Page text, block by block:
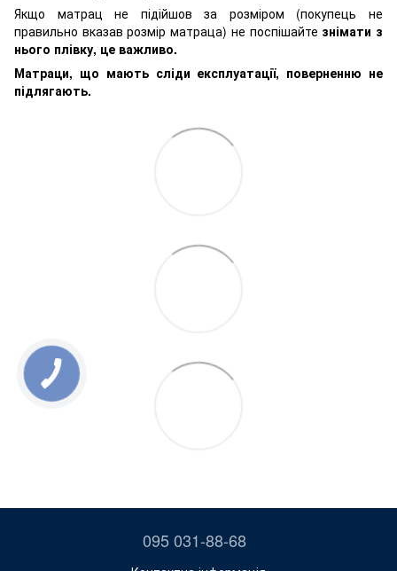
Якщо матрац не підійшов за розміром (покупець не
правильно вказав розмір матраца) не поспішайте знімати з
нього плівку, це важливо.
Матраци, що мають сліди експлуатації, поверненню не
підлягають.
095 031-88-68